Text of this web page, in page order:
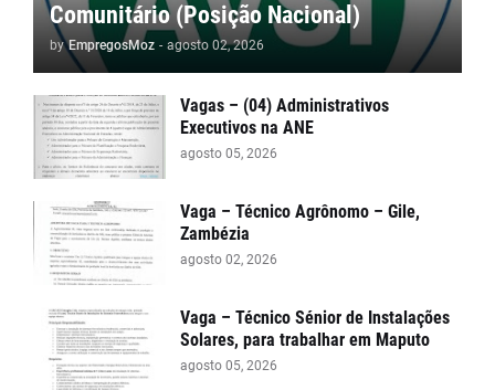
Comunitário (Posição Nacional)
by EmpregosMoz - agosto 02, 2026
Vagas – (04) Administrativos
Executivos na ANE
agosto 05, 2026
Vaga – Técnico Agrônomo – Gile,
Zambézia
agosto 02, 2026
Vaga – Técnico Sénior de Instalações
Solares, para trabalhar em Maputo
agosto 05, 2026